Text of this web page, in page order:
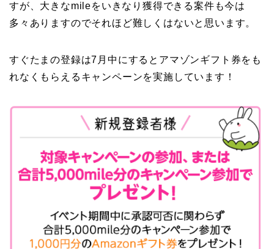
すが、大きなmileをいきなり獲得できる案件も今は
多々ありますのでそれほど難しくはないと思います。
すぐたまの登録は7月中にするとアマゾンギフト券をも
れなくもらえるキャンペーンを実施しています！